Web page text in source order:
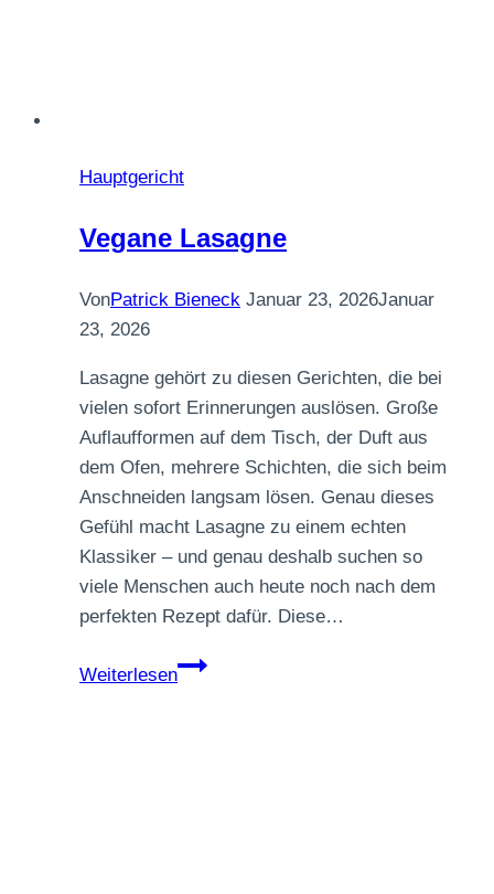
Hauptgericht
Vegane Lasagne
VonPatrick Bieneck Januar 23, 2026Januar
23, 2026
Lasagne gehört zu diesen Gerichten, die bei
vielen sofort Erinnerungen auslösen. Große
Auflaufformen auf dem Tisch, der Duft aus
dem Ofen, mehrere Schichten, die sich beim
Anschneiden langsam lösen. Genau dieses
Gefühl macht Lasagne zu einem echten
Klassiker – und genau deshalb suchen so
viele Menschen auch heute noch nach dem
perfekten Rezept dafür. Diese…
Weiterlesen
Vegane